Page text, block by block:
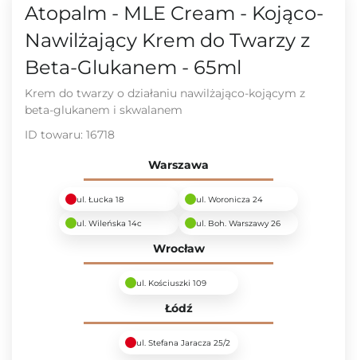
Atopalm - MLE Cream - Kojąco-
Nawilżający Krem do Twarzy z
Beta-Glukanem - 65ml
Krem do twarzy o działaniu nawilżająco-kojącym z
beta-glukanem i skwalanem
ID towaru: 16718
Warszawa
ul. Łucka 18 ul. Woronicza 24
ul. Wileńska 14c ul. Boh. Warszawy 26
Wrocław
ul. Kościuszki 109
Łódź
ul. Stefana Jaracza 25/2